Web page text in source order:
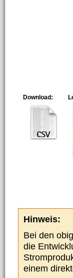
Download:
Hinweis:
Bei den
die
einem